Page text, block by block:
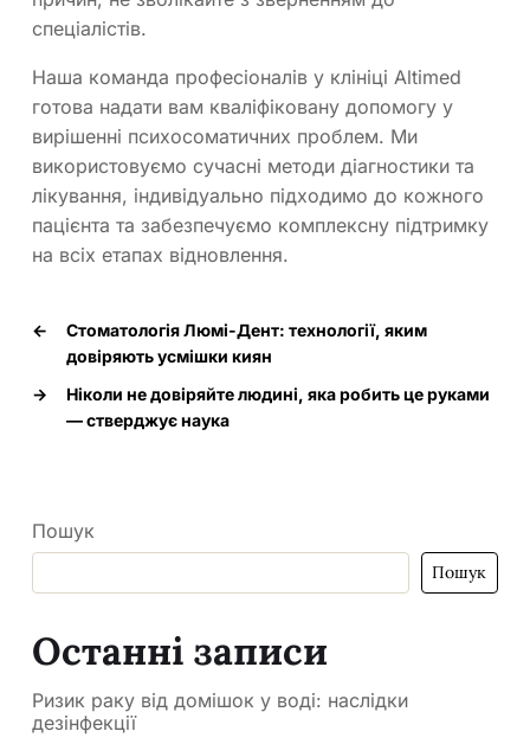
спеціалістів.
Наша команда професіоналів у клініці Altimed
готова надати вам кваліфіковану допомогу у
вирішенні психосоматичних проблем. Ми
використовуємо сучасні методи діагностики та
лікування, індивідуально підходимо до кожного
пацієнта та забезпечуємо комплексну підтримку
на всіх етапах відновлення.
←
Стоматологія Люмі-Дент: технології, яким
довіряють усмішки киян
→
Ніколи не довіряйте людині, яка робить це руками
— стверджує наука
Пошук
Пошук
Останні записи
Ризик раку від домішок у воді: наслідки
дезінфекції